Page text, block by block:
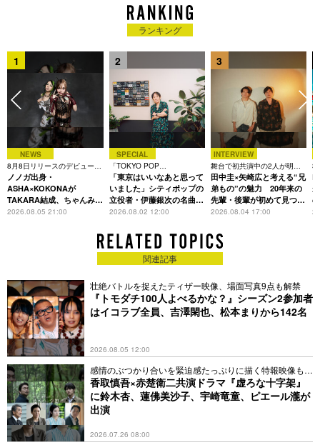
バム入りを果たす。宇多田ヒカルの楽曲にインスパイアを受け
て制作されたNetflixシリーズ「First Love 初恋」が日本・アジ
アを中心に大ヒット。2023年1月19日(木)にはネットイベント
「40代はいろいろ♫」を開催した。
2023年7月28日(金) 映画『キングダム 運命の炎』主題歌の
「Gold ～また逢う日まで～」を配信リリース。翌1ヵ月後には
「Gold ～また逢う日まで～ (Taku’s Twice Upon a Time
Remix)」をリリースし、国内外のチャートに上位ランクイン。
2023年12月9日(土)デビュー25年を迎え、2024年4月10日、初
のベストアルバム「SCIENCE FICTION」をリリース。6年ぶり
の全国ツアー「SCIENCE FICTION TOUR 2024」を開催。9月
1日のKアリーナ公演をもって閉幕。
2025年には「綾鷹」2年連続CM起用となり、5月2日に「Mine
or Yours」をリリース。同タイミングで、YouTubeチャンネル
「THE FIRST TAKE」にも出演し、披露した同曲と「First
Love」が大きな話題に。4月にはコーチェラ・フェスティバル
や8月にSONIC MANIAのシークレットアクトとして出演。9月
にリリースされた、米津玄師との楽曲「JANE DOE」が国内外
で大ヒット。
2026年新曲「パッパパラダイス」がアニメ「ちびまる子ちゃ
ん」の新エンディング主題歌に決定。同曲は4月6日より放送の
「綾鷹」新CM『お茶、しよっか。自宅』篇にも起用が決定。6
月24日(水)には、「パッパパラダイス」7インチアナログ盤
と、“UTADA”名義での2作品の初LP化含む作品がリリースされ
る。
ランキング
1
NEWS
8月8日リリースのデビュー曲
は「Time is money」
ノノガ出身・
ASHA×KOKONAが
TAKARA結成、ちゃんみな
主宰レーベル第2弾アーテ
2026.08.05 21:00
2
SPECIAL
「TOKYO POP
CHRONICLE」特集
「東京はいいなあと思って
いました」シティポップの
立役者・伊藤銀次の名曲回
想録
2026.08.02 12:00
3
INTERVIEW
舞台で初共演中の2人が明か
す、今の自分をつくる恩人の
存在
田中圭×矢崎広と考える“兄
弟もの”の魅力 20年来の
先輩・後輩が初めて見つけ
た互いの共通点とは
2026.08.04 17:00
3
関連記事
壮絶バトルを捉えたティザー映像、場面写真9点も解禁
『トモダチ100人よべるかな？』シーズン2参加者
はイコラブ全員、吉澤閑也、松本まりから142名
2026.08.05 12:00
感情のぶつかり合いを緊迫感たっぷりに描く特報映像も解
禁
香取慎吾×赤楚衛二共演ドラマ『虚ろな十字架』
に鈴木杏、蓮佛美沙子、宇崎竜童、ピエール瀧が
出演
2026.07.26 08:00